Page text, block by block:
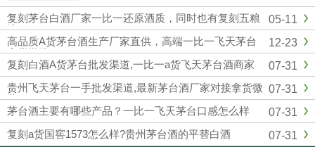
冰熊、辣妹等各大品牌电子烟货源批发拿货，网
红同款电子烟一件代发，烟弹品味多，全国供货
批发。悦刻一手货源微信：...
05-11
复刻茅台白酒厂家一比一还原酒质，同时也有复刻五粮
液
12-23
高品质A货茅台酒生产厂家直供，高端一比一飞天茅台
拿货微信
07-31
复刻白酒A货茅台批发渠道,一比一a货飞天茅台酒商家
07-31
贵州飞天茅台一手批发渠道,最新茅台酒厂家对接拿货微
信
07-31
茅台酒主要有哪些产品？一比一飞天茅台口感怎么样
07-31
复刻a货国窖1573怎么样?贵州茅台酒的平替白酒